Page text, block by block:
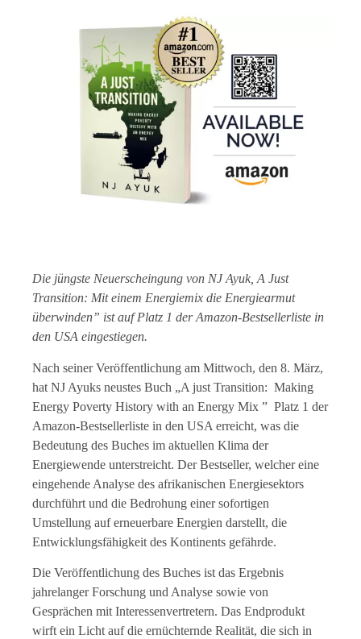
Die jüngste Neuerscheingung von NJ Ayuk, A Just
Transition: Mit einem Energiemix die Energiearmut
überwinden” ist auf Platz 1 der Amazon-Bestsellerliste in
den USA eingestiegen.
Nach seiner Veröffentlichung am Mittwoch, den 8. März,
hat NJ Ayuks neustes Buch „A just Transition: Making
Energy Poverty History with an Energy Mix ” Platz 1 der
Amazon-Bestsellerliste in den USA erreicht, was die
Bedeutung des Buches im aktuellen Klima der
Energiewende unterstreicht. Der Bestseller, welcher eine
eingehende Analyse des afrikanischen Energiesektors
durchführt und die Bedrohung einer sofortigen
Umstellung auf erneuerbare Energien darstellt, die
Entwicklungsfähigkeit des Kontinents gefährde.
Die Veröffentlichung des Buches ist das Ergebnis
jahrelanger Forschung und Analyse sowie von
Gesprächen mit Interessenvertretern. Das Endprodukt
wirft ein Licht auf die ernüchternde Realität, die sich in